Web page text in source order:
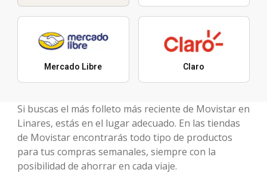
Mercado Libre Claro
Si buscas el más folleto más reciente de Movistar en
Linares, estás en el lugar adecuado. En las tiendas
de Movistar encontrarás todo tipo de productos
para tus compras semanales, siempre con la
posibilidad de ahorrar en cada viaje.